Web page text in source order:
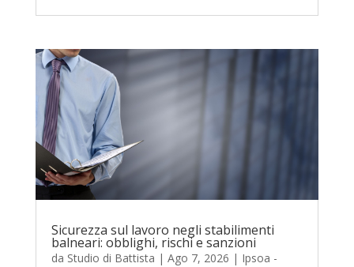
Sicurezza sul lavoro negli stabilimenti
balneari: obblighi, rischi e sanzioni
da Studio di Battista | Ago 7, 2026 | Ipsoa -